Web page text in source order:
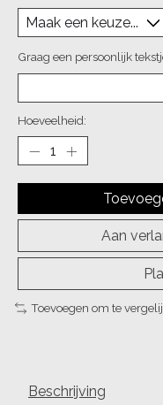
Graag een persoonlijk
Hoeveelheid:
Aan
Toevoegen om te
Beschrijving